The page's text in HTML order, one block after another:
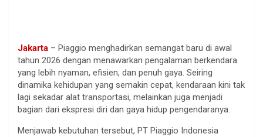
Jakarta – Piaggio menghadirkan semangat baru di awal
tahun 2026 dengan menawarkan pengalaman berkendara
yang lebih nyaman, efisien, dan penuh gaya. Seiring
dinamika kehidupan yang semakin cepat, kendaraan kini tak
lagi sekadar alat transportasi, melainkan juga menjadi
bagian dari ekspresi diri dan gaya hidup pengendaranya.
Menjawab kebutuhan tersebut, PT Piaggio Indonesia